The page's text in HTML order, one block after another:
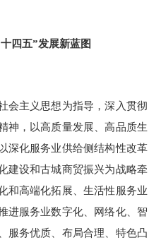
四五”发展新蓝图
主义思想为指导，深入贯彻
神，以高质量发展、高品质生
深化服务业供给侧结构性改革
建设和古城商贸振兴为战略牵
和高端化拓展、生活性服务业
进服务业数字化、网络化、智
服务优质、布局合理、特色凸